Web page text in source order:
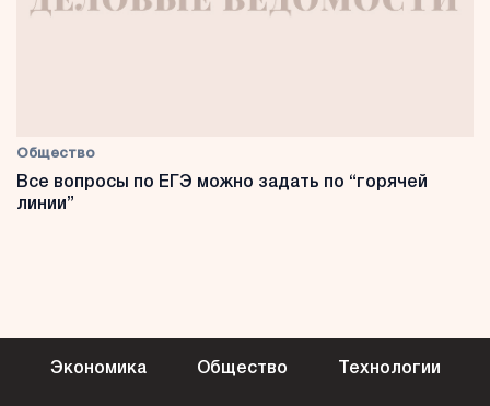
Общество
Все вопросы по ЕГЭ можно задать по “горячей
линии”
Экономика Общество Технологии